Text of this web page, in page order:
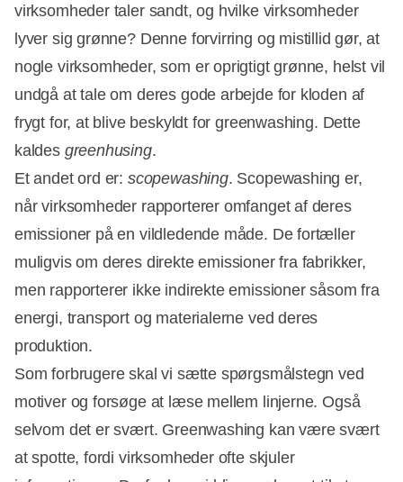
virksomheder taler sandt, og hvilke virksomheder
lyver sig grønne? Denne forvirring og mistillid gør, at
nogle virksomheder, som er oprigtigt grønne, helst vil
undgå at tale om deres gode arbejde for kloden af
frygt for, at blive beskyldt for greenwashing. Dette
kaldes greenhusing.
Et andet ord er: scopewashing. Scopewashing er,
når virksomheder rapporterer omfanget af deres
emissioner på en vildledende måde. De fortæller
muligvis om deres direkte emissioner fra fabrikker,
men rapporterer ikke indirekte emissioner såsom fra
energi, transport og materialerne ved deres
produktion.
Som forbrugere skal vi sætte spørgsmålstegn ved
motiver og forsøge at læse mellem linjerne. Også
selvom det er svært. Greenwashing kan være svært
at spotte, fordi virksomheder ofte skjuler